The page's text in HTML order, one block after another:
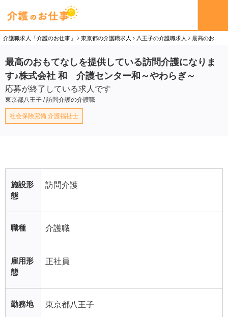
介護職求人「介護のお仕事」 東京都の介護職求人 八王子の介護職求人 最高のおもてなしを提供している訪問介護になります♪株式会社 和 介護センター和～やわらぎ～の介護職（正社員）求人
最高のおもてなしを提供している訪問介護になりま
す♪株式会社 和 介護センター和～やわらぎ～
応募が終了している求人です
東京都八王子 / 訪問介護の介護職
社会保険完備 介護福祉士
施設形
態
訪問介護
職種 介護職
雇用形
態
正社員
勤務地 東京都八王子